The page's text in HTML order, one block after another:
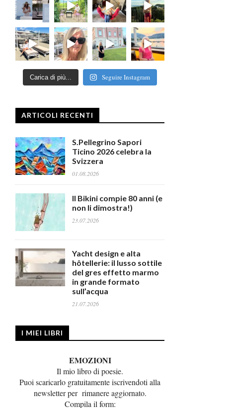
Carica di più... Seguire Instagram
ARTICOLI RECENTI
S.Pellegrino Sapori
Ticino 2026 celebra la
Svizzera
01.08.2026
Il Bikini compie 80 anni (e
non li dimostra!)
23.07.2026
Yacht design e alta
hôtellerie: il lusso sottile
del gres effetto marmo
in grande formato
sull’acqua
21.07.2026
I MIEI LIBRI
EMOZIONI
Il mio libro di poesie.
Puoi scaricarlo gratuitamente iscrivendoti alla
newsletter per rimanere aggiornato.
Compila il form: